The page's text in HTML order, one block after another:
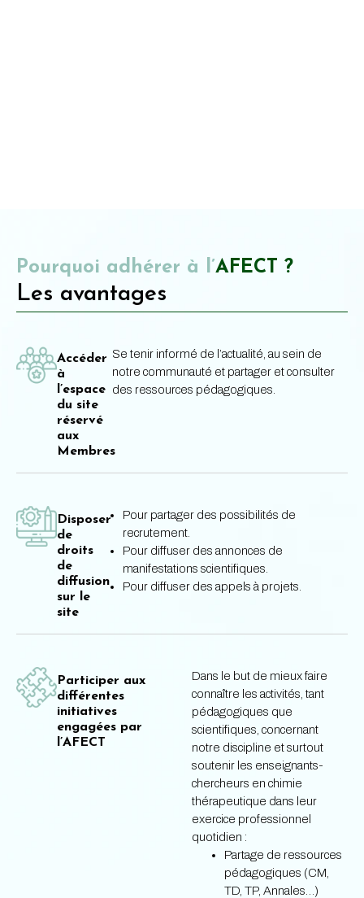
Pourquoi adhérer à l’AFECT ?
Les avantages
Accéder
à
l’espace
du site
réservé
aux
Membres
Se tenir informé de l’actualité, au sein de
notre communauté et partager et consulter
des ressources pédagogiques.
Disposer
de
droits
de
diffusion
sur le
site
Pour partager des possibilités de
recrutement.
Pour diffuser des annonces de
manifestations scientifiques.
Pour diffuser des appels à projets.
Participer aux
différentes
initiatives
engagées par
l’AFECT
Dans le but de mieux faire
connaître les activités, tant
pédagogiques que
scientifiques, concernant
notre discipline et surtout
soutenir les enseignants-
chercheurs en chimie
thérapeutique dans leur
exercice professionnel
quotidien :
Partage de ressources
pédagogiques (CM,
TD, TP, Annales…)